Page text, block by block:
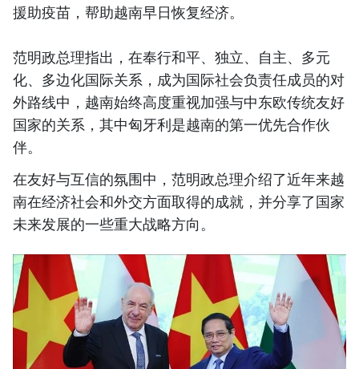
援助疫苗，帮助越南早日恢复经济。
范明政总理指出，在奉行和平、独立、自主、多元
化、多边化国际关系，成为国际社会负责任成员的对
外路线中，越南始终高度重视加强与中东欧传统友好
国家的关系，其中匈牙利是越南的第一优先合作伙
伴。
在友好与互信的氛围中，范明政总理介绍了近年来越
南在经济社会和外交方面取得的成就，并分享了国家
未来发展的一些重大战略方向。